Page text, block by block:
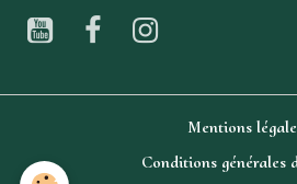
Mentions
Conditions générales